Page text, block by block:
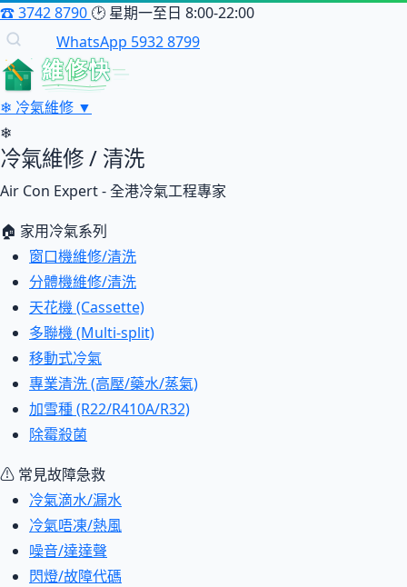
☎3742 8790 🕑 星期一至日 8:00-22:00
WhatsApp 5932 8799
維修快
❄ 冷氣維修 ▼
❄
冷氣維修 / 清洗
Air Con Expert - 全港冷氣工程專家
🏠 家用冷氣系列
窗口機維修/清洗
分體機維修/清洗
天花機 (Cassette)
多聯機 (Multi-split)
移動式冷氣
專業清洗 (高壓/藥水/蒸氣)
加雪種 (R22/R410A/R32)
除霉殺菌
⚠ 常見故障急救
冷氣滴水/漏水
冷氣唔凍/熱風
噪音/達達聲
閃燈/故障代碼